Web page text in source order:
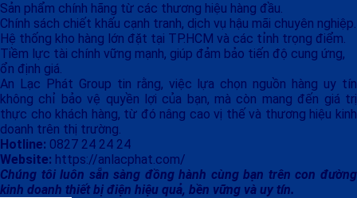
Sản phẩm chính hãng từ các thương hiệu hàng đầu.
Chính sách chiết khấu cạnh tranh, dịch vụ hậu mãi chuyên nghiệp.
Hệ thống kho hàng lớn đặt tại TP.HCM và các tỉnh trọng điểm.
Tiềm lực tài chính vững mạnh, giúp đảm bảo tiến độ cung ứng,
ổn định giá.
An Lạc Phát Group tin rằng, việc lựa chọn nguồn hàng uy tín
không chỉ bảo vệ quyền lợi của bạn, mà còn mang đến giá trị
thực cho khách hàng, từ đó nâng cao vị thế và thương hiệu kinh
doanh trên thị trường.
Hotline: 0827 24 24 24
Website: https://anlacphat.com/
Chúng tôi luôn sẵn sàng đồng hành cùng bạn trên con đường
kinh doanh thiết bị điện hiệu quả, bền vững và uy tín.